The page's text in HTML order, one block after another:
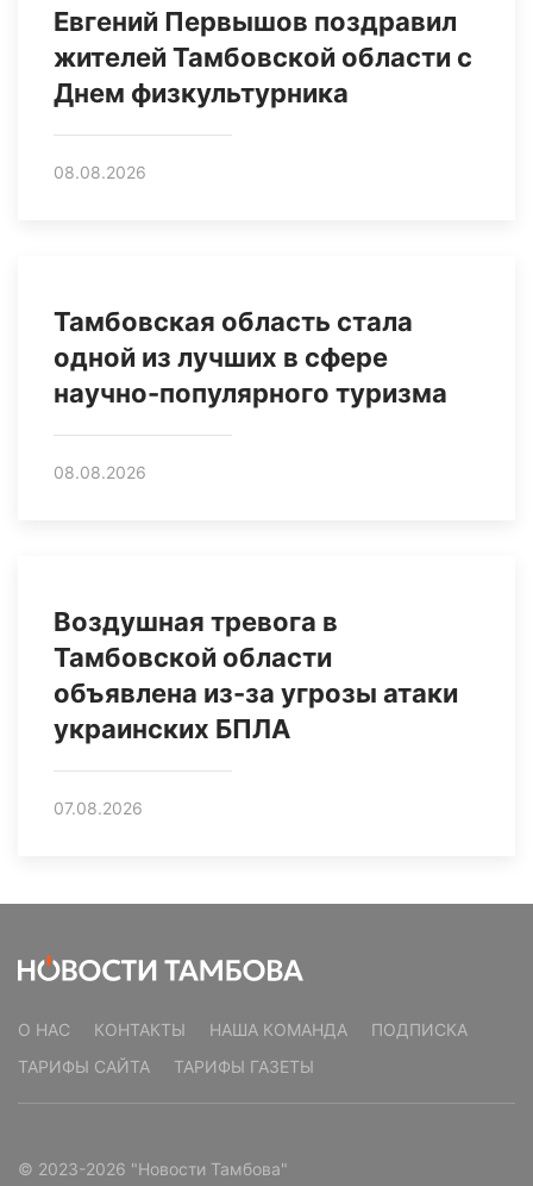
Евгений Первышов поздравил
жителей Тамбовской области с
Днем физкультурника
08.08.2026
Тамбовская область стала
одной из лучших в сфере
научно-популярного туризма
08.08.2026
Воздушная тревога в
Тамбовской области
объявлена из-за угрозы атаки
украинских БПЛА
07.08.2026
О НАС КОНТАКТЫ НАША КОМАНДА
ПОДПИСКА
ТАРИФЫ САЙТА
ТАРИФЫ ГАЗЕТЫ
© 2023-2026 "Новости Тамбова"